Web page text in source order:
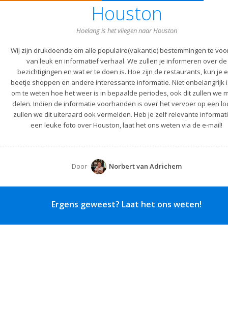
Houston
Hoelang is het vliegen naar Houston
Wij zijn drukdoende om alle populaire(vakantie) bestemmingen te
van leuk en informatief verhaal. We zullen je informeren over de
bezichtigingen en wat er te doen is. Hoe zijn de restaurants, kun je
beetje shoppen en andere interessante informatie. Niet onbelangrijk
om te weten hoe het weer is in bepaalde periodes, ook dit zullen we
delen. Indien de informatie voorhanden is over het vervoer op een
zullen we dit uiteraard ook vermelden. Heb je zelf relevante
een leuke foto over Houston, laat het ons weten via de e-mail!
Door Norbert van Adrichem
Ergens geweest? Laat het ons weten!